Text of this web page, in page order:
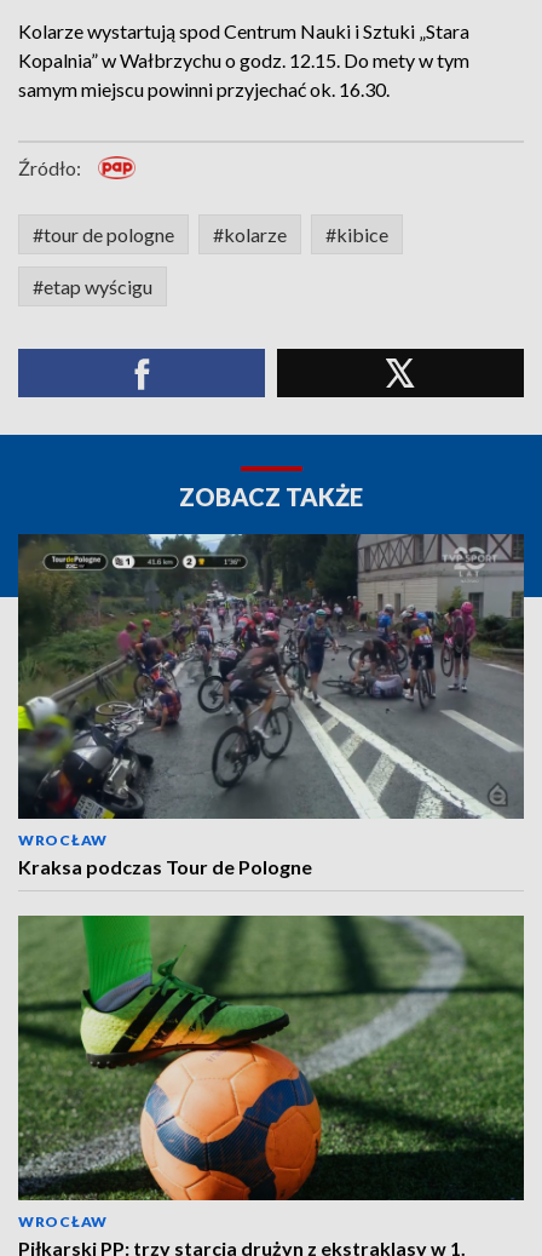
Kolarze wystartują spod Centrum Nauki i Sztuki „Stara
Kopalnia” w Wałbrzychu o godz. 12.15. Do mety w tym
samym miejscu powinni przyjechać ok. 16.30.
Źródło:
#tour de pologne #kolarze #kibice
#etap wyścigu
ZOBACZ TAKŻE
WROCŁAW
Kraksa podczas Tour de Pologne
WROCŁAW
Piłkarski PP: trzy starcia drużyn z ekstraklasy w 1.